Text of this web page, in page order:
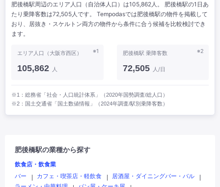
肥後橋駅周辺のエリア人口（自治体人口）は105,862人。 肥後橋駅の1日あ
たり乗降客数は72,505人です。 Tempodasでは肥後橋駅の物件を掲載して
おり、居抜き・スケルトン両方の物件から条件に合う候補を比較検討でき
ます。
※1
エリア人口（大阪市西区）
105,862 人
※2
肥後橋駅 乗降客数
72,505 人/日
※1：総務省「社会・人口統計体系」（2020年国勢調査/総人口）
※2：国土交通省「国土数値情報」（2024年調査/駅別乗降客数）
肥後橋駅の業種から探す
飲食店・飲食業
バー
カフェ・喫茶店・軽飲食 居酒屋・ダイニングバー・バル